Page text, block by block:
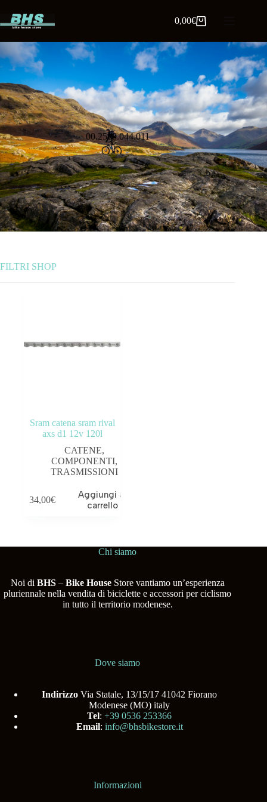
0,00€
00.2518.044.011
FILTRI SHOP
ABBIGLIAMENTO
OUTLET
Tag prodotto
Sram catena sram rival
axs d1 12v 120l
CATENE,
COMPONENTI,
TRASMISSIONI
34,00€
Aggiungi al
carrello
Chi siamo
Noi di BHS– Bike HouseStore vantiamo un’esperienza
pluriennale nella vendita di biciclette e accessori per ciclismo
in tutto il territorio modenese.
Dove siamo
Indirizzo Via Statale, 13/15/17 41042 Fiorano
Modenese (MO) italy
Tel:+39 0536 253366
Email: info@bhsbikestore.it
Informazioni